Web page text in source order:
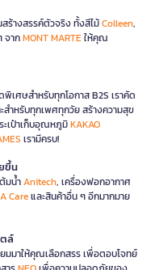
ร้างสรรค์ตัวจริง ทั้งสีไม้Colleen,
จากMONT MARTEให้คุณ
ศษสำหรับทุกโอกาส B2S เราคัด
สำหรับทุกเพศทุกวัย สร้างความสุข
ะเป๋าเก็บอุณหภูมิKAKAO
เรามีครบ!
ขึ้น
มน้ำAnitech, เครื่องฟอกอากาศ
Careและสินค้าอื่น ๆ อีกมากมาย
ล์
มาให้คุณเลือกสรร เพื่อตอบโจทย์